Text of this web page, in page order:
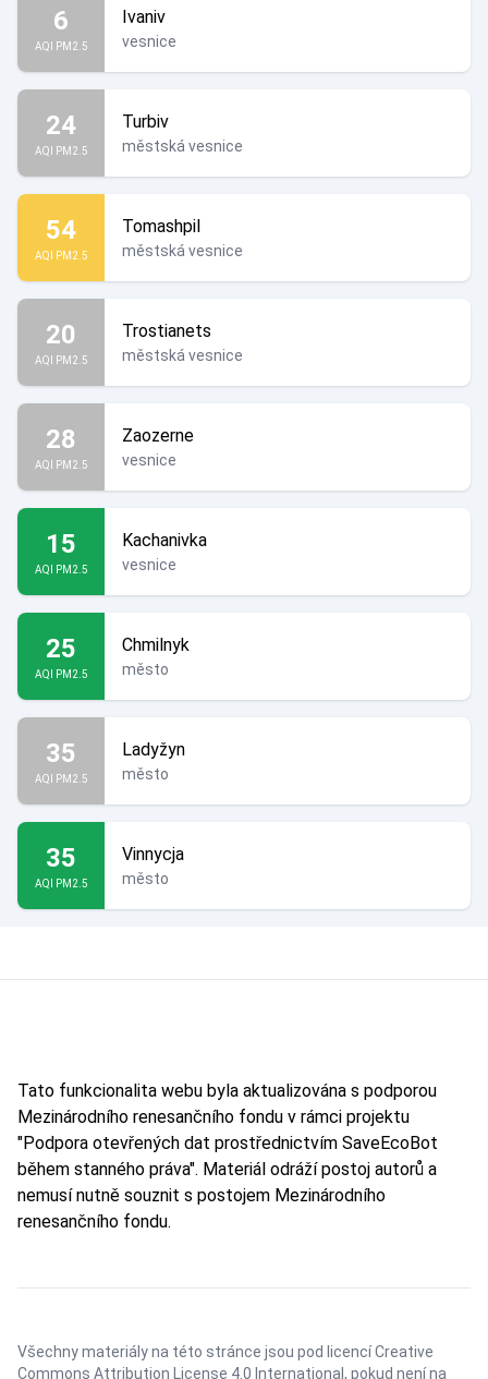
6
AQI PM2.5
Ivaniv
vesnice
24
AQI PM2.5
Turbiv
městská vesnice
54
AQI PM2.5
Tomashpil
městská vesnice
20
AQI PM2.5
Trostianets
městská vesnice
28
AQI PM2.5
Zaozerne
vesnice
15
AQI PM2.5
Kachanivka
vesnice
25
AQI PM2.5
Chmilnyk
město
35
AQI PM2.5
Ladyžyn
město
35
AQI PM2.5
Vinnycja
město
Tato funkcionalita webu byla aktualizována s podporou
Mezinárodního renesančního fondu v rámci projektu
"Podpora otevřených dat prostřednictvím SaveEcoBot
během stanného práva". Materiál odráží postoj autorů a
nemusí nutně souznit s postojem Mezinárodního
renesančního fondu.
Všechny materiály na této stránce jsou pod licencíCreative
Commons Attribution License 4.0 International , pokud není na